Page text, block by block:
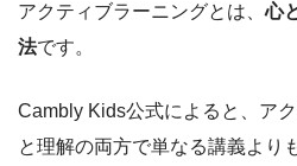
アクティブラーニングとは、心
法です。
Cambly Kids公式によると、ア
と理解の両方で単なる講義より